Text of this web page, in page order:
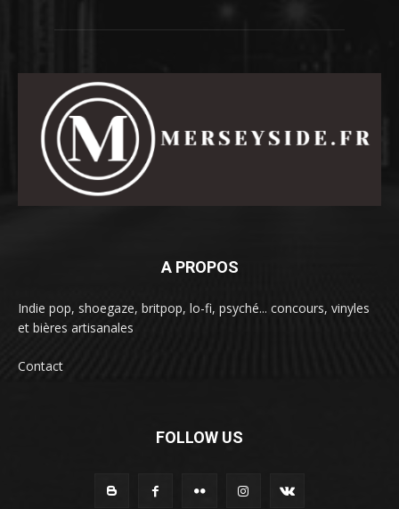
A PROPOS
Indie pop, shoegaze, britpop, lo-fi, psyché... concours, vinyles
et bières artisanales
Contact
FOLLOW US